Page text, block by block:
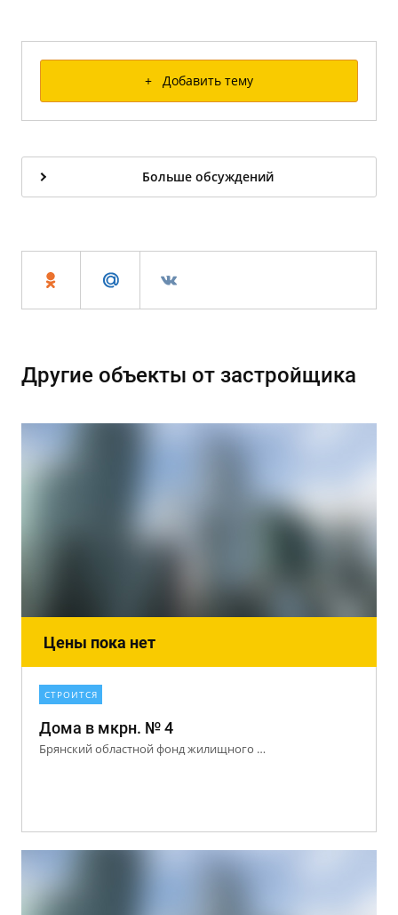
+ Добавить тему
Больше обсуждений
Другие объекты от застройщика
Цены пока нет
СТРОИТСЯ
Дома в мкрн. № 4
Брянский областной фонд жилищного строительства и ипотеки